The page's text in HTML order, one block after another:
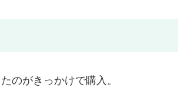
のがきっかけで購入。